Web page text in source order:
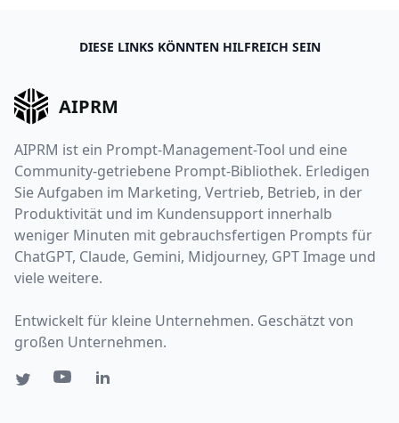
DIESE LINKS KÖNNTEN HILFREICH SEIN
AIPRM
AIPRM ist ein Prompt-Management-Tool und eine
Community-getriebene Prompt-Bibliothek. Erledigen
Sie Aufgaben im Marketing, Vertrieb, Betrieb, in der
Produktivität und im Kundensupport innerhalb
weniger Minuten mit gebrauchsfertigen Prompts für
ChatGPT, Claude, Gemini, Midjourney, GPT Image und
viele weitere.
Entwickelt für kleine Unternehmen. Geschätzt von
großen Unternehmen.